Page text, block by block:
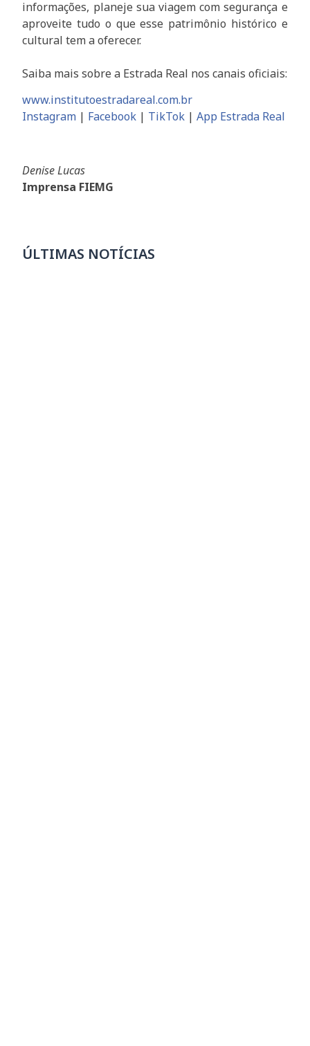
informações, planeje sua viagem com segurança e
aproveite tudo o que esse patrimônio histórico e
cultural tem a oferecer.
Saiba mais sobre a Estrada Real nos canais oficiais:
www.institutoestradareal.com.br
Instagram | Facebook | TikTok |App Estrada Real
Denise Lucas
Imprensa FIEMG
ÚLTIMAS NOTÍCIAS